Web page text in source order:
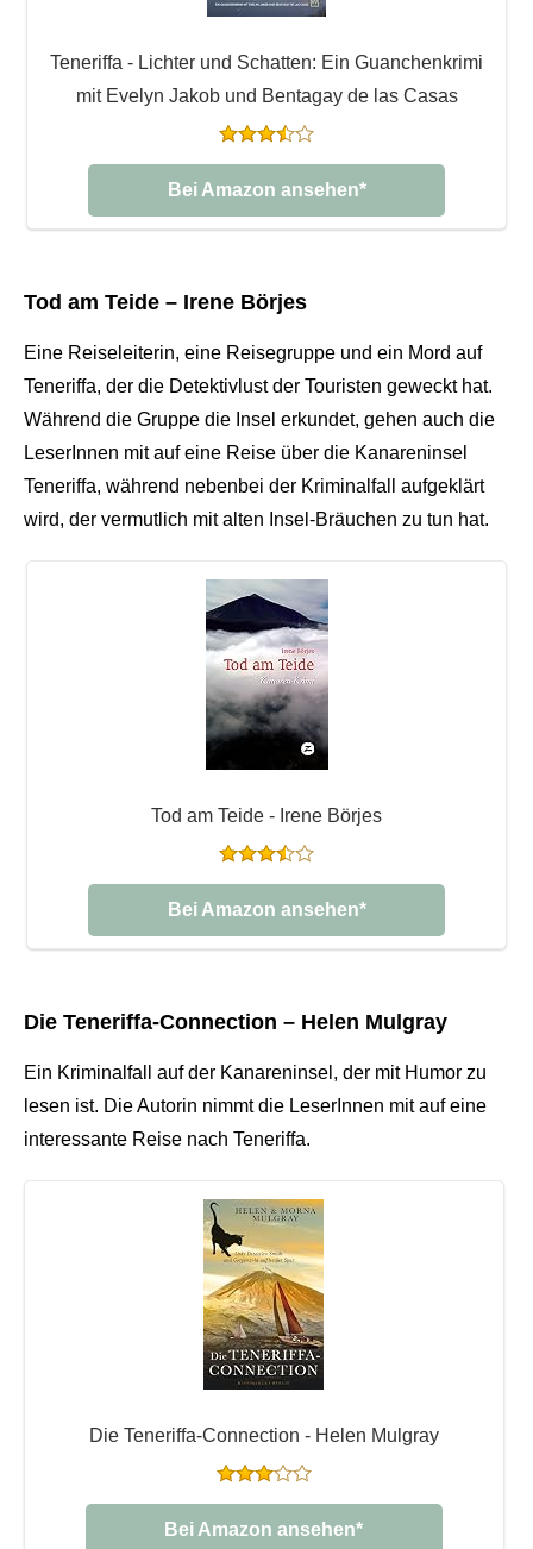
Teneriffa - Lichter und Schatten: Ein Guanchenkrimi
mit Evelyn Jakob und Bentagay de las Casas
Bei Amazon ansehen*
Tod am Teide – Irene Börjes
Eine Reiseleiterin, eine Reisegruppe und ein Mord auf
Teneriffa, der die Detektivlust der Touristen geweckt hat.
Während die Gruppe die Insel erkundet, gehen auch die
LeserInnen mit auf eine Reise über die Kanareninsel
Teneriffa, während nebenbei der Kriminalfall aufgeklärt
wird, der vermutlich mit alten Insel-Bräuchen zu tun hat.
Tod am Teide - Irene Börjes
Bei Amazon ansehen*
Die Teneriffa-Connection – Helen Mulgray
Ein Kriminalfall auf der Kanareninsel, der mit Humor zu
lesen ist. Die Autorin nimmt die LeserInnen mit auf eine
interessante Reise nach Teneriffa.
Die Teneriffa-Connection - Helen Mulgray
Bei Amazon ansehen*